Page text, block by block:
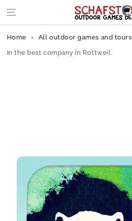
Skip to content
Home All outdoor games and tours
In the best company in Rottweil